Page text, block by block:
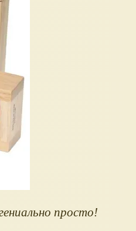
просто!